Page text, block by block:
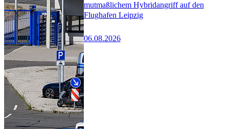
mutmaßlichem Hybridangriff auf den
Flughafen Leipzig
06.08.2026